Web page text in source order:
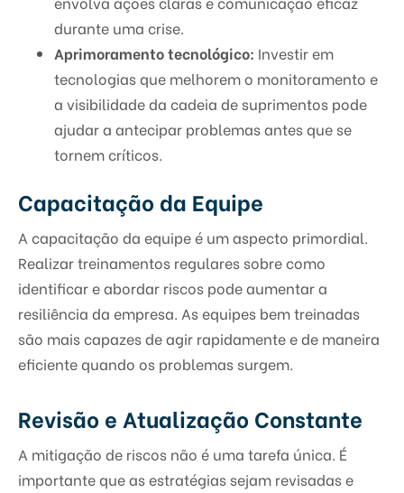
durante uma crise.
Aprimoramento tecnológico: Investir em
tecnologias que melhorem o monitoramento e
a visibilidade da cadeia de suprimentos pode
ajudar a antecipar problemas antes que se
tornem críticos.
Capacitação da Equipe
A capacitação da equipe é um aspecto primordial.
Realizar treinamentos regulares sobre como
identificar e abordar riscos pode aumentar a
resiliência da empresa. As equipes bem treinadas
são mais capazes de agir rapidamente e de maneira
eficiente quando os problemas surgem.
Revisão e Atualização Constante
A mitigação de riscos não é uma tarefa única. É
importante que as estratégias sejam revisadas e